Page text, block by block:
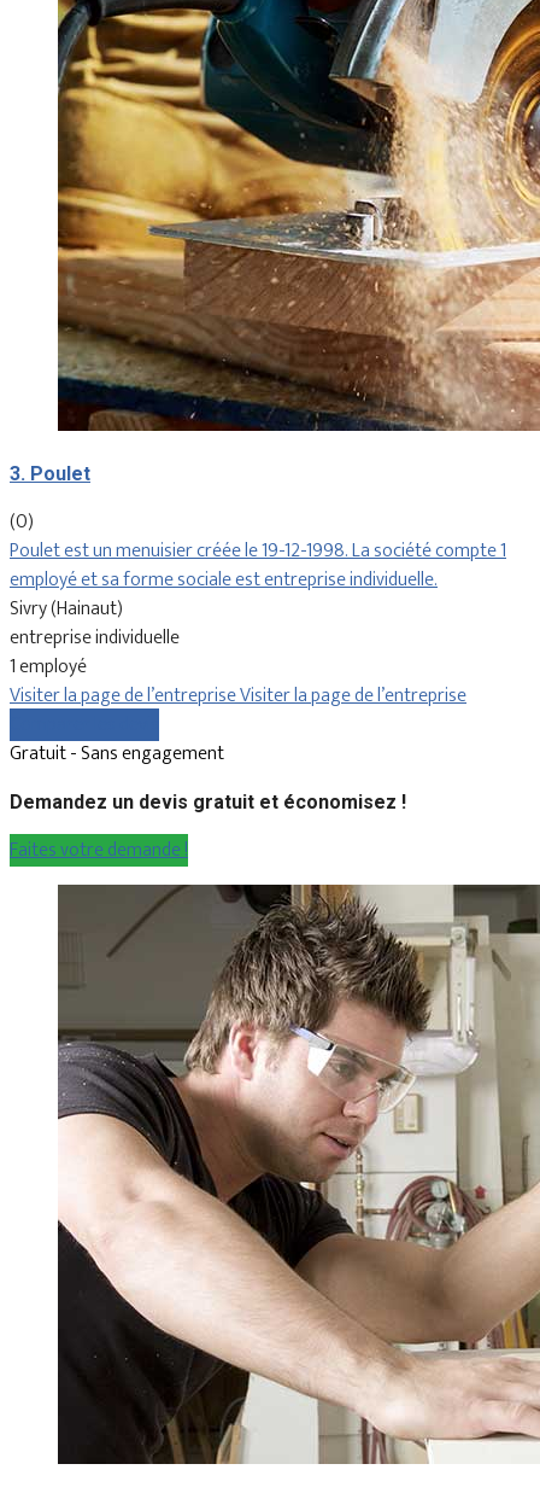
3. Poulet
(0)
Poulet est un menuisier créée le 19-12-1998. La société compte 1
employé et sa forme sociale est entreprise individuelle.
Sivry (Hainaut)
entreprise individuelle
1 employé
Visiter la page de l’entrepriseVisiter la page de l’entreprise
Gratuit - Sans engagement
Demandez un devis gratuit et économisez !
Faites votre demande !